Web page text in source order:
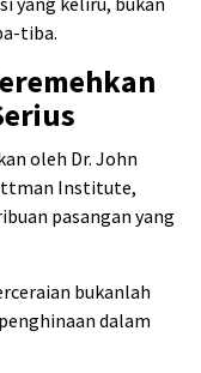
tiba.
oleh Dr. John
Institute,
pasangan yang
bukanlah
dalam